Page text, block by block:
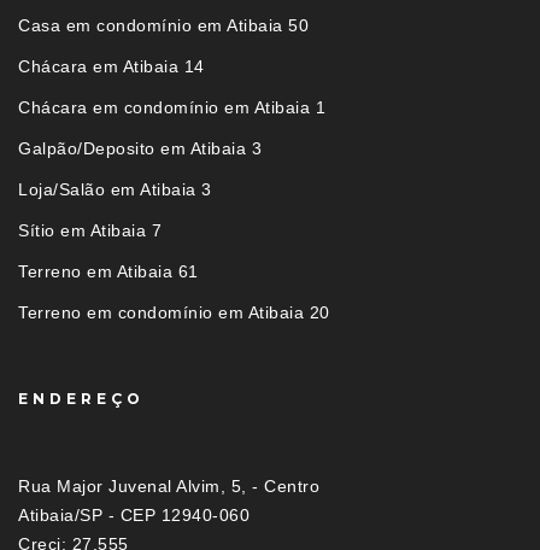
Casa em condomínio em Atibaia 50
Chácara em Atibaia 14
Chácara em condomínio em Atibaia 1
Galpão/Deposito em Atibaia 3
Loja/Salão em Atibaia 3
Sítio em Atibaia 7
Terreno em Atibaia 61
Terreno em condomínio em Atibaia 20
ENDEREÇO
Rua Major Juvenal Alvim, 5, - Centro
Atibaia/SP - CEP 12940-060
Creci: 27.555